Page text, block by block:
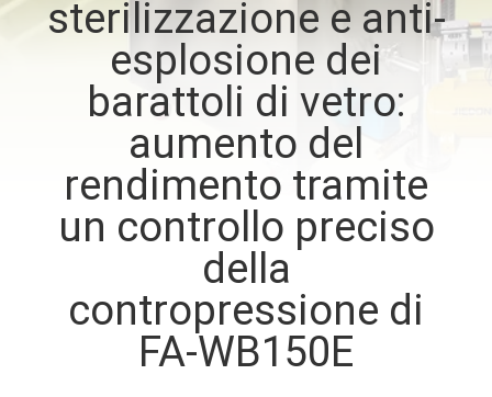
FABBRICA
CONTROLLO
CONTATTICI
RICHIEDA
CITAZIONE
sterilizzazione e anti-
esplosione dei
barattoli di vetro:
aumento del
rendimento tramite
un controllo preciso
della
contropressione di
FA-WB150E